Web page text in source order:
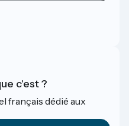
c'est ?
français dédié aux